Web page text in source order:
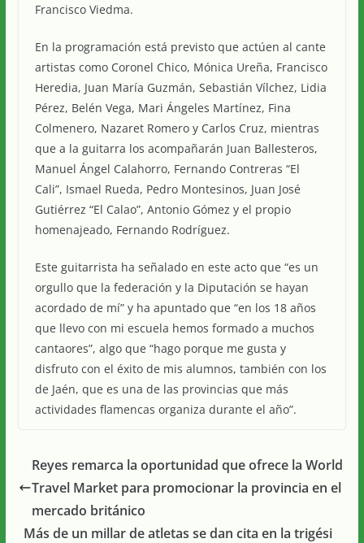
Francisco Viedma.
En la programación está previsto que actúen al cante
artistas como Coronel Chico, Mónica Ureña, Francisco
Heredia, Juan María Guzmán, Sebastián Vílchez, Lidia
Pérez, Belén Vega, Mari Ángeles Martínez, Fina
Colmenero, Nazaret Romero y Carlos Cruz, mientras
que a la guitarra los acompañarán Juan Ballesteros,
Manuel Ángel Calahorro, Fernando Contreras “El
Cali”, Ismael Rueda, Pedro Montesinos, Juan José
Gutiérrez “El Calao”, Antonio Gómez y el propio
homenajeado, Fernando Rodríguez.
Este guitarrista ha señalado en este acto que “es un
orgullo que la federación y la Diputación se hayan
acordado de mí” y ha apuntado que “en los 18 años
que llevo con mi escuela hemos formado a muchos
cantaores”, algo que “hago porque me gusta y
disfruto con el éxito de mis alumnos, también con los
de Jaén, que es una de las provincias que más
actividades flamencas organiza durante el año”.
Reyes remarca la oportunidad que ofrece la World
Travel Market para promocionar la provincia en el
mercado británico
Más de un millar de atletas se dan cita en la trigési